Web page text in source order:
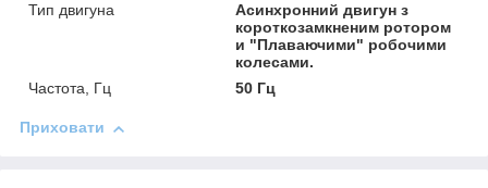
Тип двигуна
Асинхронний двигун з
короткозамкненим ротором
и "Плаваючими" робочими
колесами.
Частота, Гц
50 Гц
Приховати